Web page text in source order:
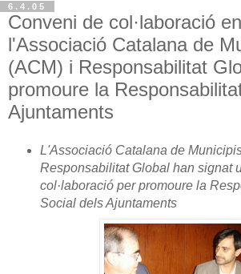
6.4.05
Conveni de col·laboració
l'Associació Catalana de
(ACM) i Responsabilitat
promoure la
Ajuntaments
L'Associació Catalana de
Responsabilitat Global han signat
col·laboració per promoure la
Social dels Ajuntaments